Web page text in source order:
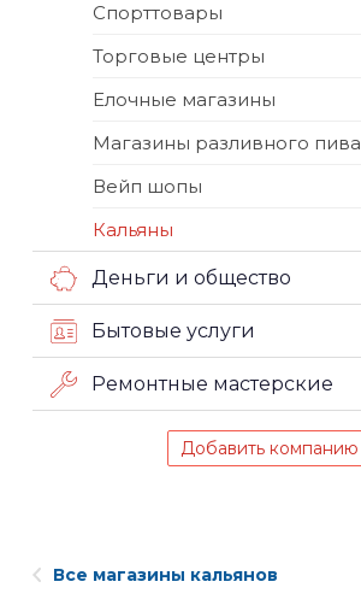
Спорттовары
Торговые центры
Елочные магазины
Магазины разливного пива
Вейп шопы
Кальяны
Деньги и общество
Бытовые услуги
Ремонтные мастерские
Добавить компанию
Все магазины кальянов